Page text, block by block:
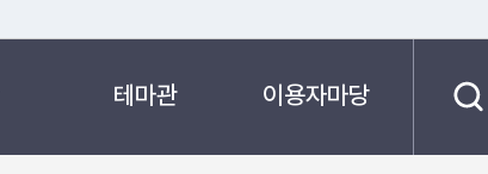
테마관 이용자마당